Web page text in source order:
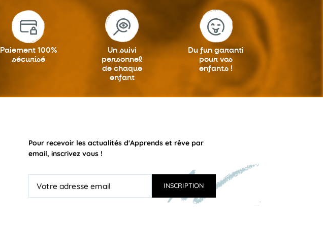
Paiement 100%
sécurisé
Un suivi
personnel
de chaque
enfant
Du fun garanti
pour vos
enfants !
Pour recevoir les actualités d'Apprends et rêve par
email, inscrivez vous !